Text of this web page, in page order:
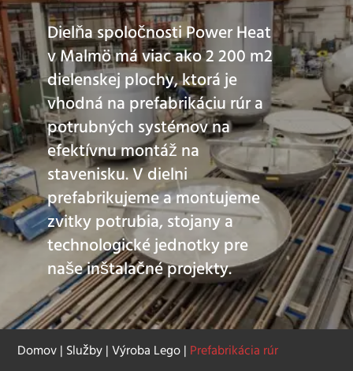
Dielňa spoločnosti Power Heat
v Malmö má viac ako 2 200 m2
dielenskej plochy, ktorá je
vhodná na prefabrikáciu rúr a
potrubných systémov na
efektívnu montáž na
stavenisku. V dielni
prefabrikujeme a montujeme
zvitky potrubia, stojany a
technologické jednotky pre
naše inštalačné projekty.
Domov Služby Výroba Lego Prefabrikácia rúr